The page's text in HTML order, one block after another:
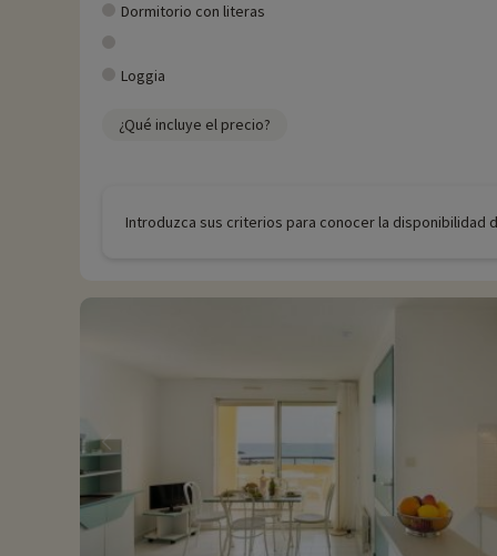
Dormitorio con literas
Loggia
¿Qué incluye el precio?
Introduzca sus criterios para conocer la disponibilidad